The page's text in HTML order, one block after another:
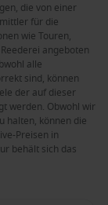
die von einer
für die
wie Touren,
angeboten
alle
sind, können
der auf dieser
werden. Obwohl wir
halten, können die
Preisen in
behält sich das